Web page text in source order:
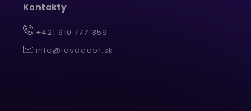
Kontakty
+421 910 777 359
info@lavdecor.sk